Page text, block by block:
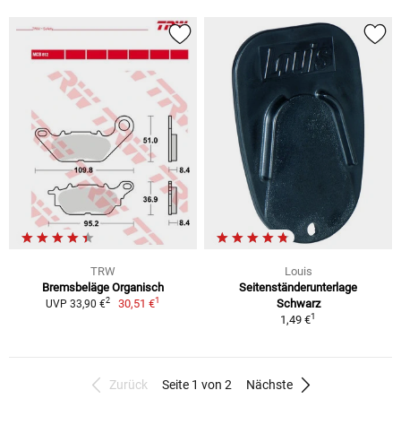
TRW
Bremsbeläge Organisch
UVP 33,90 €2 30,51 €1
Louis
Seitenständerunterlage
Schwarz
1,49 €1
Zurück Seite 1 von 2 Nächste